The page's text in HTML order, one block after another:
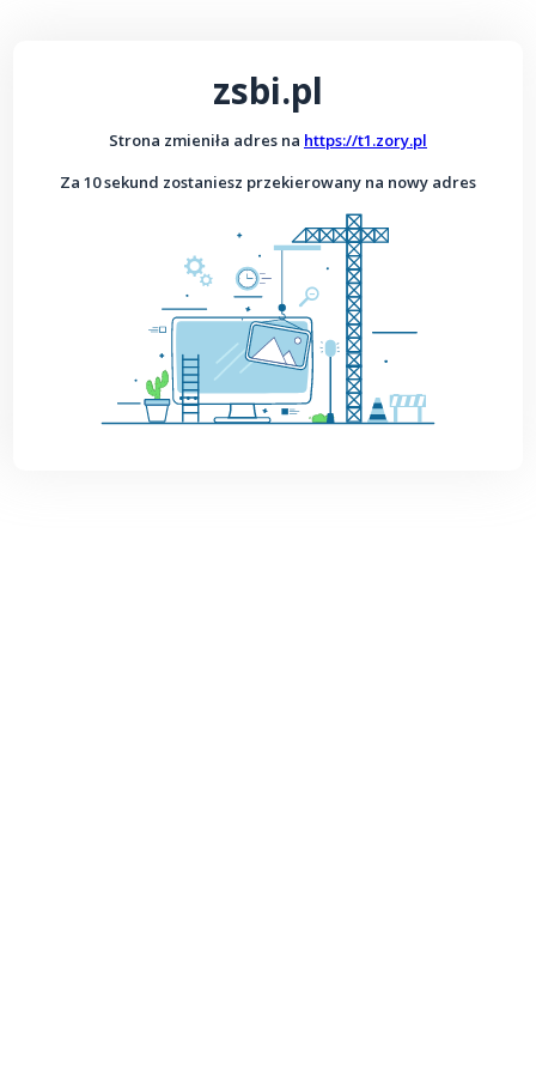
zsbi.pl
Strona zmieniła adres na https://t1.zory.pl
Za 10 sekund zostaniesz przekierowany na nowy adres